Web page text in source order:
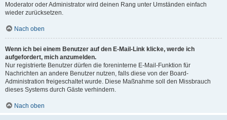
Moderator oder Administrator wird deinen Rang unter Umständen einfach
wieder zurücksetzen.
Nach oben
Wenn ich bei einem Benutzer auf den E-Mail-Link klicke, werde ich
aufgefordert, mich anzumelden.
Nur registrierte Benutzer dürfen die foreninterne E-Mail-Funktion für
Nachrichten an andere Benutzer nutzen, falls diese von der Board-
Administration freigeschaltet wurde. Diese Maßnahme soll den Missbrauch
dieses Systems durch Gäste verhindern.
Nach oben